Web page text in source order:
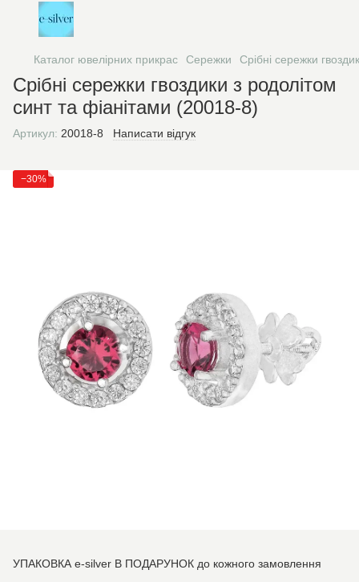
Каталог ювелірних прикрас Сережки Срібні сережки
Срібні сережки гвоздики з родолітом
синт та фіанітами (20018-8)
Артикул: 20018-8 Написати відгук
−30%
УПАКОВКА e-silver В ПОДАРУНОК до кожного замовлення